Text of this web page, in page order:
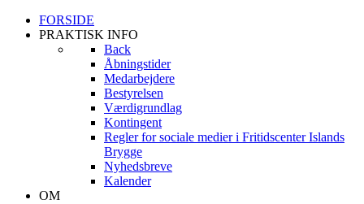
FORSIDE
PRAKTISK INFO
Back
Åbningstider
Medarbejdere
Bestyrelsen
Værdigrundlag
Kontingent
Regler for sociale medier i Fritidscenter Islands
Brygge
Nyhedsbreve
Kalender
OM